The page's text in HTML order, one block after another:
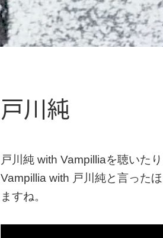
戸川純
戸川純 with Vampilliaを聴いた
Vampillia with 戸川純と言った
ますね。